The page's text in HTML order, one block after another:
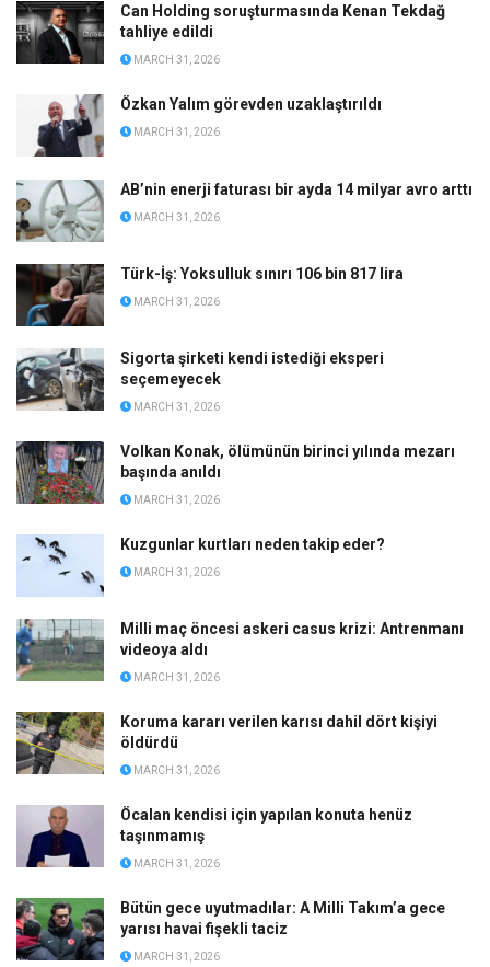
Can Holding soruşturmasında Kenan Tekdağ
tahliye edildi
MARCH 31, 2026
Özkan Yalım görevden uzaklaştırıldı
MARCH 31, 2026
AB’nin enerji faturası bir ayda 14 milyar avro arttı
MARCH 31, 2026
Türk-İş: Yoksulluk sınırı 106 bin 817 lira
MARCH 31, 2026
Sigorta şirketi kendi istediği eksperi
seçemeyecek
MARCH 31, 2026
Volkan Konak, ölümünün birinci yılında mezarı
başında anıldı
MARCH 31, 2026
Kuzgunlar kurtları neden takip eder?
MARCH 31, 2026
Milli maç öncesi askeri casus krizi: Antrenmanı
videoya aldı
MARCH 31, 2026
Koruma kararı verilen karısı dahil dört kişiyi
öldürdü
MARCH 31, 2026
Öcalan kendisi için yapılan konuta henüz
taşınmamış
MARCH 31, 2026
Bütün gece uyutmadılar: A Milli Takım’a gece
yarısı havai fişekli taciz
MARCH 31, 2026